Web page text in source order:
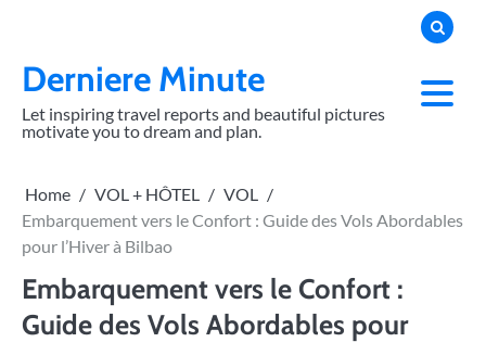
contentDerniere Minute
Let inspiring travel reports and beautiful pictures
motivate you to dream and plan.
Home VOL + HÔTEL
VOL
Embarquement vers le Confort : Guide des Vols Abordables
pour l’Hiver à Bilbao
Embarquement vers le Confort :
Guide des Vols Abordables pour